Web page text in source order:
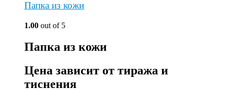
Папка из кожи
1.00 out of 5
Папка из кожи
Цена зависит от тиража и
тиснения